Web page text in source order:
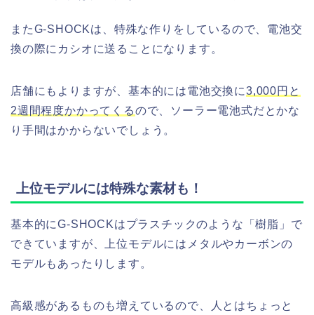
またG-SHOCKは、特殊な作りをしているので、電池交
換の際にカシオに送ることになります。
店舗にもよりますが、基本的には電池交換に3,000円と
2週間程度かかってくるので、ソーラー電池式だとかな
り手間はかからないでしょう。
上位モデルには特殊な素材も！
基本的にG-SHOCKはプラスチックのような「樹脂」で
できていますが、上位モデルにはメタルやカーボンの
モデルもあったりします。
高級感があるものも増えているので、人とはちょっと